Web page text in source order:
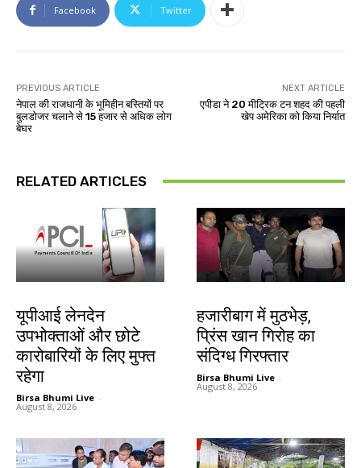
Facebook Twitter
PREVIOUS ARTICLE
नेपाल की राजधानी के भूमिहीन बस्तियों पर
बुलडोजर चलाने से 15 हजार से अधिक लोग
बेघर
NEXT ARTICLE
एपीडा ने 20 मीट्रिक टन शहद की पहली
खेप अमेरिका को किया निर्यात
RELATED ARTICLES
यूपीआई लेनदेन
उपभोक्ताओं और छोटे
कारोबारियों के लिए मुफ्त
रहेगा
Birsa Bhumi Live -
August 8, 2026
हजारीबाग में मुठभेड़,
प्रिंस खान गिरोह का
संदिग्ध गिरफ्तार
Birsa Bhumi Live -
August 8, 2026